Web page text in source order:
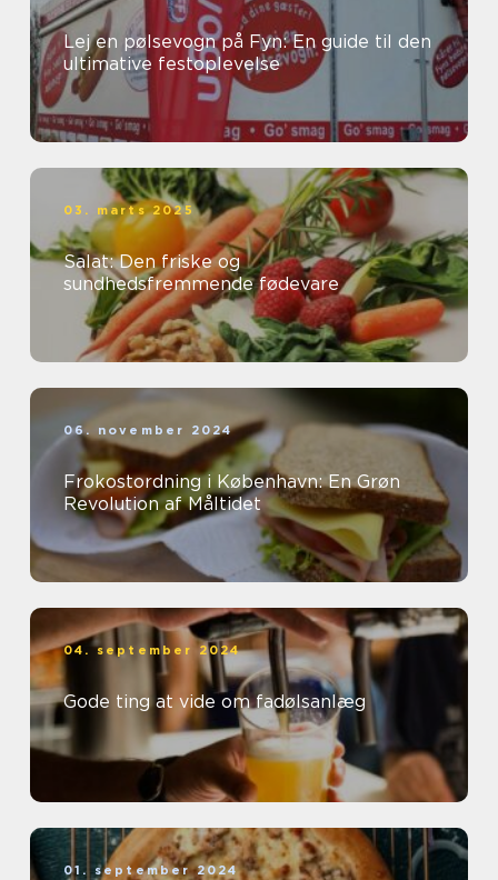
Lej en pølsevogn på Fyn: En guide til den
ultimative festoplevelse
03. marts 2025
Salat: Den friske og
sundhedsfremmende fødevare
06. november 2024
Frokostordning i København: En Grøn
Revolution af Måltidet
04. september 2024
Gode ting at vide om fadølsanlæg
01. september 2024